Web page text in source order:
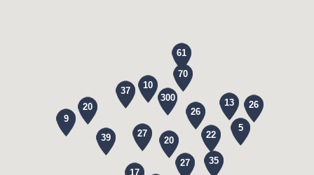
35
70
27
26
37
17
20
22
300
20
9
27
39
13
61
26
10
5